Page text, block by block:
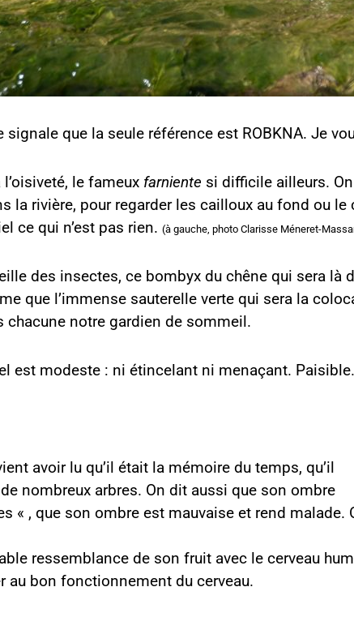
que la seule référence est ROBKNA. Je
le fameux farniente si difficile ailleurs.
la rivière, pour regarder les cailloux au fond ou
ce qui n’est pas rien. (à gauche, photo Clarisse Méneret-
des insectes, ce bombyx du chêne qui sera
que l’immense sauterelle verte qui sera la
chacune notre gardien de sommeil.
est modeste : ni étincelant ni menaçant. Paisible.
avoir lu qu’il était la mémoire du temps, qu’il
nombreux arbres. On dit aussi que son ombre
« , que son ombre est mauvaise et rend malade.
ressemblance de son fruit avec le cerveau
au bon fonctionnement du cerveau.